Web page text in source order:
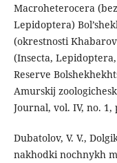
Macroheterocera
Lepidoptera)
(okrestnosti
(Insecta,
Reserve
Amurskij
Journal, vol. IV, no. 1,
Dubatolov, V. V.,
nakhodki nochnykh